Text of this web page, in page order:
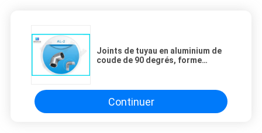
Joints de tuyau en aluminium de
coude de 90 degrés, forme
Continuer